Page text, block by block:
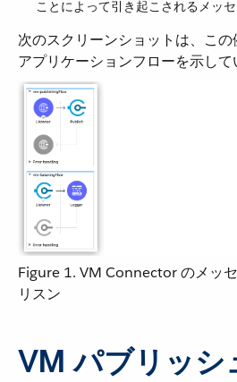
ことによって引き起こされるメッ
次のスクリーンショットは、こ
アプリケーションフローを示して
Figure 1. VM Connector のメッ
リスン
VM パブリッシ